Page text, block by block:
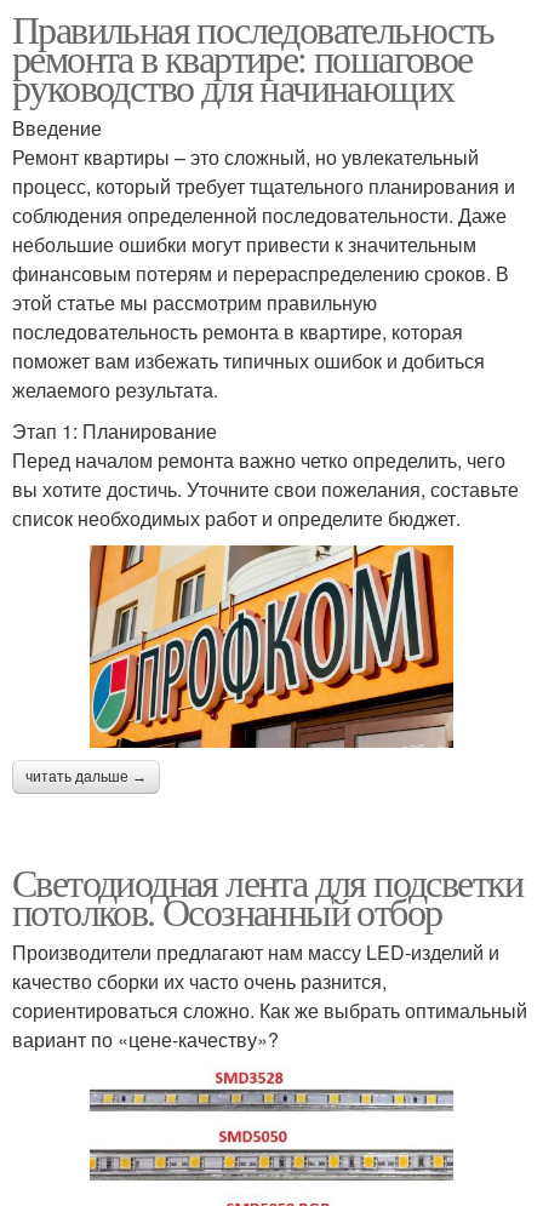
Правильная последовательность
ремонта в квартире: пошаговое
руководство для начинающих
Введение
Ремонт квартиры – это сложный, но увлекательный
процесс, который требует тщательного планирования и
соблюдения определенной последовательности. Даже
небольшие ошибки могут привести к значительным
финансовым потерям и перераспределению сроков. В
этой статье мы рассмотрим правильную
последовательность ремонта в квартире, которая
поможет вам избежать типичных ошибок и добиться
желаемого результата.
Этап 1: Планирование
Перед началом ремонта важно четко определить, чего
вы хотите достичь. Уточните свои пожелания, составьте
список необходимых работ и определите бюджет.
читать дальше →
Светодиодная лента для подсветки
потолков. Осознанный отбор
Производители предлагают нам массу LED-изделий и
качество сборки их часто очень разнится,
сориентироваться сложно. Как же выбрать оптимальный
вариант по «цене-качеству»?